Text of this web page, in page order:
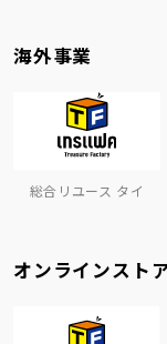
海外事業
総合リユース タイ
オンラインスト